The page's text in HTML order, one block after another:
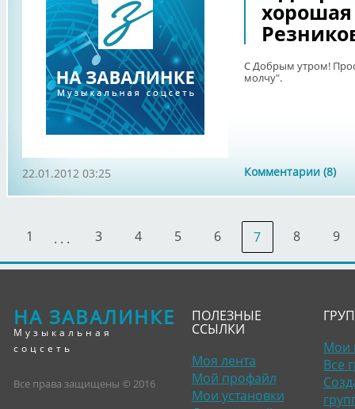
С Добрым утром!
молчу".
Комментарии (8)
22.01.2012 03:25
1 . . . 3 4 5 6 7 8 9
НА ЗАВАЛИНКЕ
Музыкальная
соцсеть
Все права защищены © 2016
ПОЛЕЗНЫЕ
ССЫЛКИ
Моя лента
Мой профайл
Мои установки
Мои
Все